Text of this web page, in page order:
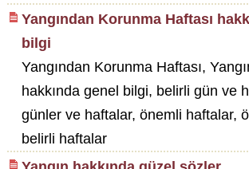
Yangından Korunma Haftası
bilgi
Yangından Korunma Haftası,
hakkında genel bilgi, belirli gün ve
günler ve haftalar, önemli haftalar,
belirli haftalar